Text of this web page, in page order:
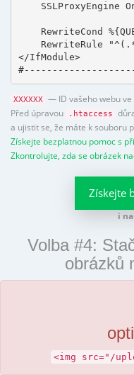
SSLProxyEngine
RewriteCond
RewriteRule
</IfModule>
XXXXXX
— ID vašeho webu ve
Před úpravou
.htaccess
a ujistit se, že máte k souboru
Získejte bezplatnou pomoc s
Zkontrolujte, zda se obrázek
Získejte
i
Volba #4:
obrázků
<img src="/